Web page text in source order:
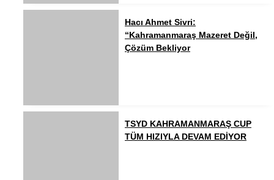
Hacı Ahmet Sivri:
“Kahramanmaraş Mazeret Değil,
Çözüm Bekliyor
TSYD KAHRAMANMARAŞ CUP
TÜM HIZIYLA DEVAM EDİYOR